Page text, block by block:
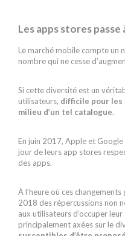
Les apps stores
Le marché mobile compte un
nombre qui ne cesse
Si cette diversité est un
utilisateurs, difficile pour les
milieu d’un tel catalogue.
En juin 2017, Apple et
jour de leurs app stores
des apps.
À l’heure où ces
2018 des répercussions non
aux utilisateurs d’occuper
principalement axées sur le